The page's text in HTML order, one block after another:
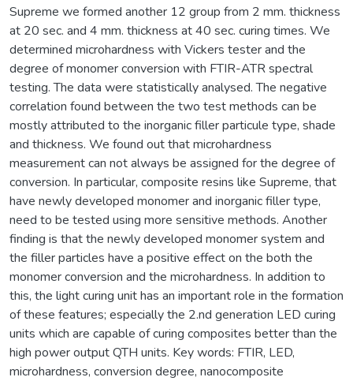
Supreme we formed another 12 group from 2 mm. thickness
at 20 sec. and 4 mm. thickness at 40 sec. curing times. We
determined microhardness with Vickers tester and the
degree of monomer conversion with FTIR-ATR spectral
testing. The data were statistically analysed. The negative
correlation found between the two test methods can be
mostly attributed to the inorganic filler particule type, shade
and thickness. We found out that microhardness
measurement can not always be assigned for the degree of
conversion. In particular, composite resins like Supreme, that
have newly developed monomer and inorganic filler type,
need to be tested using more sensitive methods. Another
finding is that the newly developed monomer system and
the filler particles have a positive effect on the both the
monomer conversion and the microhardness. In addition to
this, the light curing unit has an important role in the formation
of these features; especially the 2.nd generation LED curing
units which are capable of curing composites better than the
high power output QTH units. Key words: FTIR, LED,
microhardness, conversion degree, nanocomposite